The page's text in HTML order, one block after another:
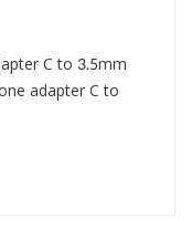
C to 3.5mm
adapter C to